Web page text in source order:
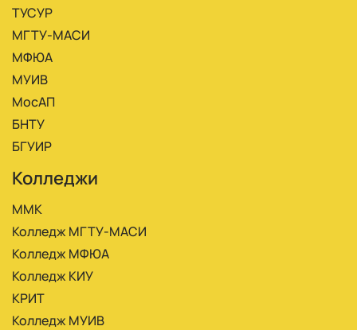
ТУСУР
МГТУ-МАСИ
МФЮА
МУИВ
МосАП
БНТУ
БГУИР
Колледжи
ММК
Колледж МГТУ-МАСИ
Колледж МФЮА
Колледж КИУ
КРИТ
Колледж МУИВ